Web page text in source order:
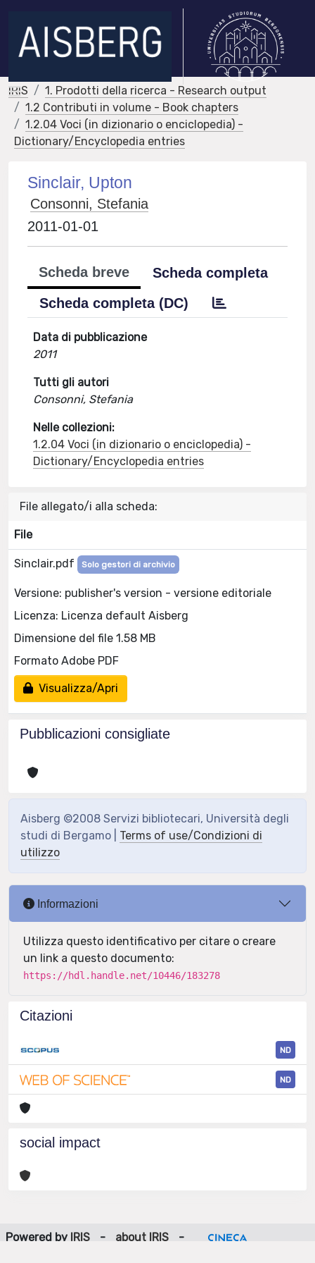
IRIS
1. Prodotti della ricerca - Research output
1.2 Contributi in volume - Book chapters
1.2.04 Voci (in dizionario o enciclopedia) -
Dictionary/Encyclopedia entries
Sinclair, Upton
Consonni, Stefania
2011-01-01
Scheda breve
Scheda completa
Scheda completa (DC)
Data di pubblicazione
2011
Tutti gli autori
Consonni, Stefania
Nelle collezioni:
1.2.04 Voci (in dizionario o enciclopedia) -
Dictionary/Encyclopedia entries
File allegato/i alla scheda:
File
Sinclair.pdf Solo gestori di archivio
Versione: publisher's version - versione editoriale
Licenza: Licenza default Aisberg
Dimensione del file 1.58 MB
Formato Adobe PDF
Visualizza/Apri
Pubblicazioni consigliate
Aisberg ©2008 Servizi bibliotecari, Università degli
studi di Bergamo | Terms of use/Condizioni di
utilizzo
Informazioni
Utilizza questo identificativo per citare o creare
un link a questo documento:
https://hdl.handle.net/10446/183278
Citazioni
ND
ND
social impact
Powered by IRIS - about IRIS
-